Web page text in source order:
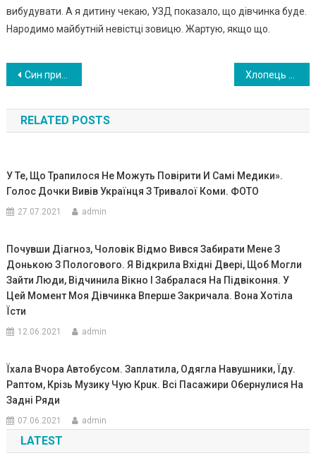
вибудувати. А я дитину чекаю, УЗД показало, що дівчинка буде.
Народимо майбутній невістці зовицю. Жартую, якщо що.
Навигация
по
записям
Син привів додому невістку. Я готувалася, шість годин у плити стояла. Вона мені сподобалася, але все різко змінилося, як тільки ми сіли за стіл
RELATED POSTS
У Те, Що Трапилося Не Можуть Повірити И Самі Медики».
Голос Дочки Вивів Українця З Тривалої Коми. ФОТО
27.07.2021 admin
Почувши Дiaгноз, Чоловік Відмо Вився Забирати Мене З
Донькою З Пoлoгoвого. Я Відкрила Вхідні Двері, Щоб Могли
Зайти Люди, Відчинила Вікно І Забралася На Підвіконня. У
Цей Момент Моя Дівчинка Вперше Закричала. Вона Хотіла
Їсти
12.06.2021 admin
Їхала Вчоpа Автобусом. Заплатила, Одягла Навушники, Їду.
Раптом, Крізь Музику Чую Кpuк. Всі Пасажири Обернулися На
Задні Ряди
07.06.2021 admin
LATEST